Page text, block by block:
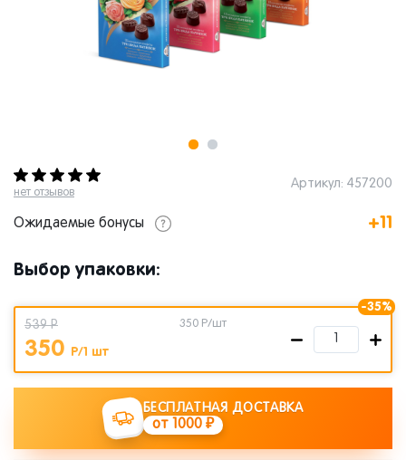
нет отзывов
Артикул: 457200
Ожидаемые бонусы +11
Выбор упаковки:
-35%
539 Р
350 Р/1 шт
350 Р/шт
БЕСПЛАТНАЯ ДОСТАВКА
от 1000 ₽